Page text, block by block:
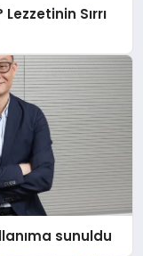
Sırrı
sunuldu